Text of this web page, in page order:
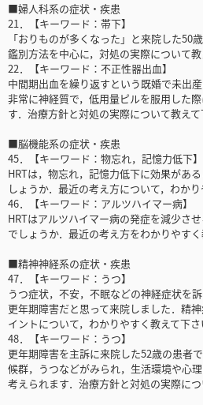
■婦人科系の症状・疾患
21．【キーワード：帯下】
「おりものが多くなった」と来院した50
鑑別方法を中心に，対処の実際について教
22．【キーワード：不正性器出血】
中間期出血を繰り返すという既婚で未出
非常に神経質で，低用量ピルを服用した
す．治療方針と対処の実際について教えて
■脳機能系の症状・疾患
45．【キーワード：物忘れ，記憶力低下】
HRTは，物忘れ，記憶力低下に効果があ
しょうか．最近の考え方について，わかり
46．【キーワード：アルツハイマー病】
HRTはアルツハイマー病の発症を減少さ
でしょうか．最近の考え方をわかりやすく
■精神神経系の症状・疾患
47．【キーワード：うつ】
うつ症状，不安，不眠などの神経症状を
更年期障害だと思って来院しました．精
イントについて，わかりやすく教えて下さ
48．【キーワード：うつ】
更年期障害を主訴に来院した52歳の患者
候群，うつなどがみられ，生活環境や心
考えられます．治療方針と対処の実際につ